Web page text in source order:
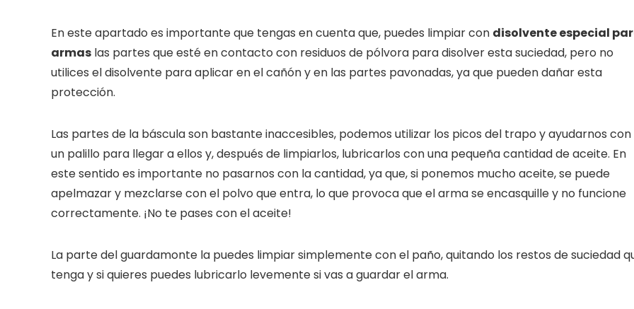
En este apartado es importante que tengas en cuenta que, puedes limpiar con disolvente especial
armas las partes que esté en contacto con residuos de pólvora para disolver esta suciedad, pero no
utilices el disolvente para aplicar en el cañón y en las partes pavonadas, ya que pueden dañar esta
protección.
Las partes de la báscula son bastante inaccesibles, podemos utilizar los picos del trapo y ayudarnos con
un palillo para llegar a ellos y, después de limpiarlos, lubricarlos con una pequeña cantidad de aceite. En
este sentido es importante no pasarnos con la cantidad, ya que, si ponemos mucho aceite, se puede
apelmazar y mezclarse con el polvo que entra, lo que provoca que el arma se encasquille y no funcione
correctamente. ¡No te pases con el aceite!
La parte del guardamonte la puedes limpiar simplemente con el paño, quitando los restos de suciedad
tenga y si quieres puedes lubricarlo levemente si vas a guardar el arma.